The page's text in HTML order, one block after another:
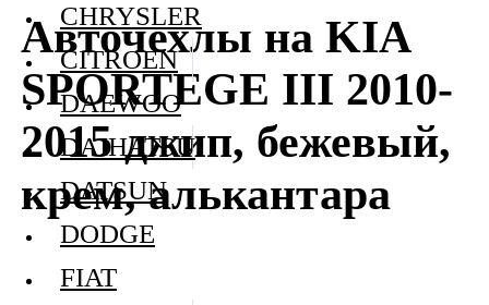
Авточехлы на KIA
SPORTEGE III 2010-
2015 джип, бежевый,
крем, алькантара
CHRYSLER
CITROEN
DAEWOO
DAIHATSU
DATSUN
DODGE
FIAT